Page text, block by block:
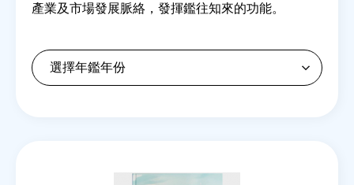
電子報
產業及市場發展脈絡，發揮鑑往知來的功能。